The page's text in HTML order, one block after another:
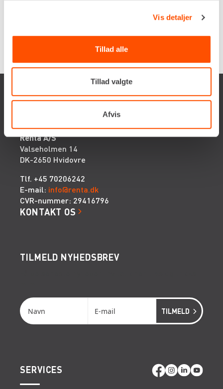
Vis detaljer
Tillad alle
Tillad valgte
Afvis
Renta udlejer kun til erhverv. Gyldigt CVR-
Renta A/S
Valseholmen 14
DK-2650 Hvidovre
Tlf. +45 70206242
E-mail: info@renta.dk
CVR-nummer: 29416796
KONTAKT OS
TILMELD NYHEDSBREV
SERVICES